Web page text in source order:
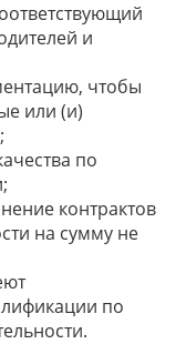
и
чтобы
или (и)
по
контрактов
на сумму не
по